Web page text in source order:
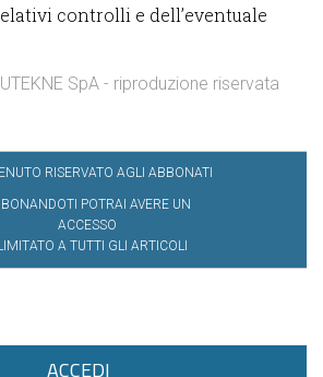
controlli e dell’eventuale
SpA - riproduzione riservata
RISERVATO AGLI ABBONATI
POTRAI AVERE UN
ACCESSO
A TUTTI GLI ARTICOLI
ACCEDI